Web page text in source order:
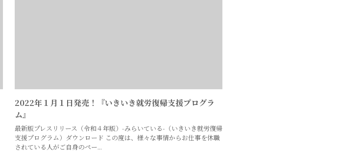
2022年１月１日発売！『いきいき就労復帰支援プログラ
ム』
最新版プレスリリース（令和４年版）-みらいている-（いきいき就労復帰
支援プログラム）ダウンロード この度は、様々な事情からお仕事を休職
されている人がご自身のペー...